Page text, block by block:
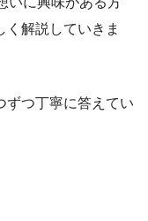
く解説していきま
ずつ丁寧に答えてい